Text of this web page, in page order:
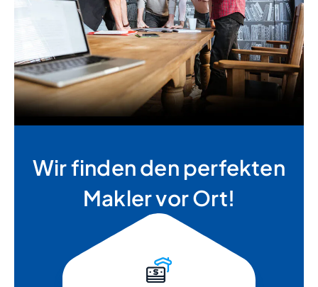
Wir finden den perfekten
Makler vor Ort!